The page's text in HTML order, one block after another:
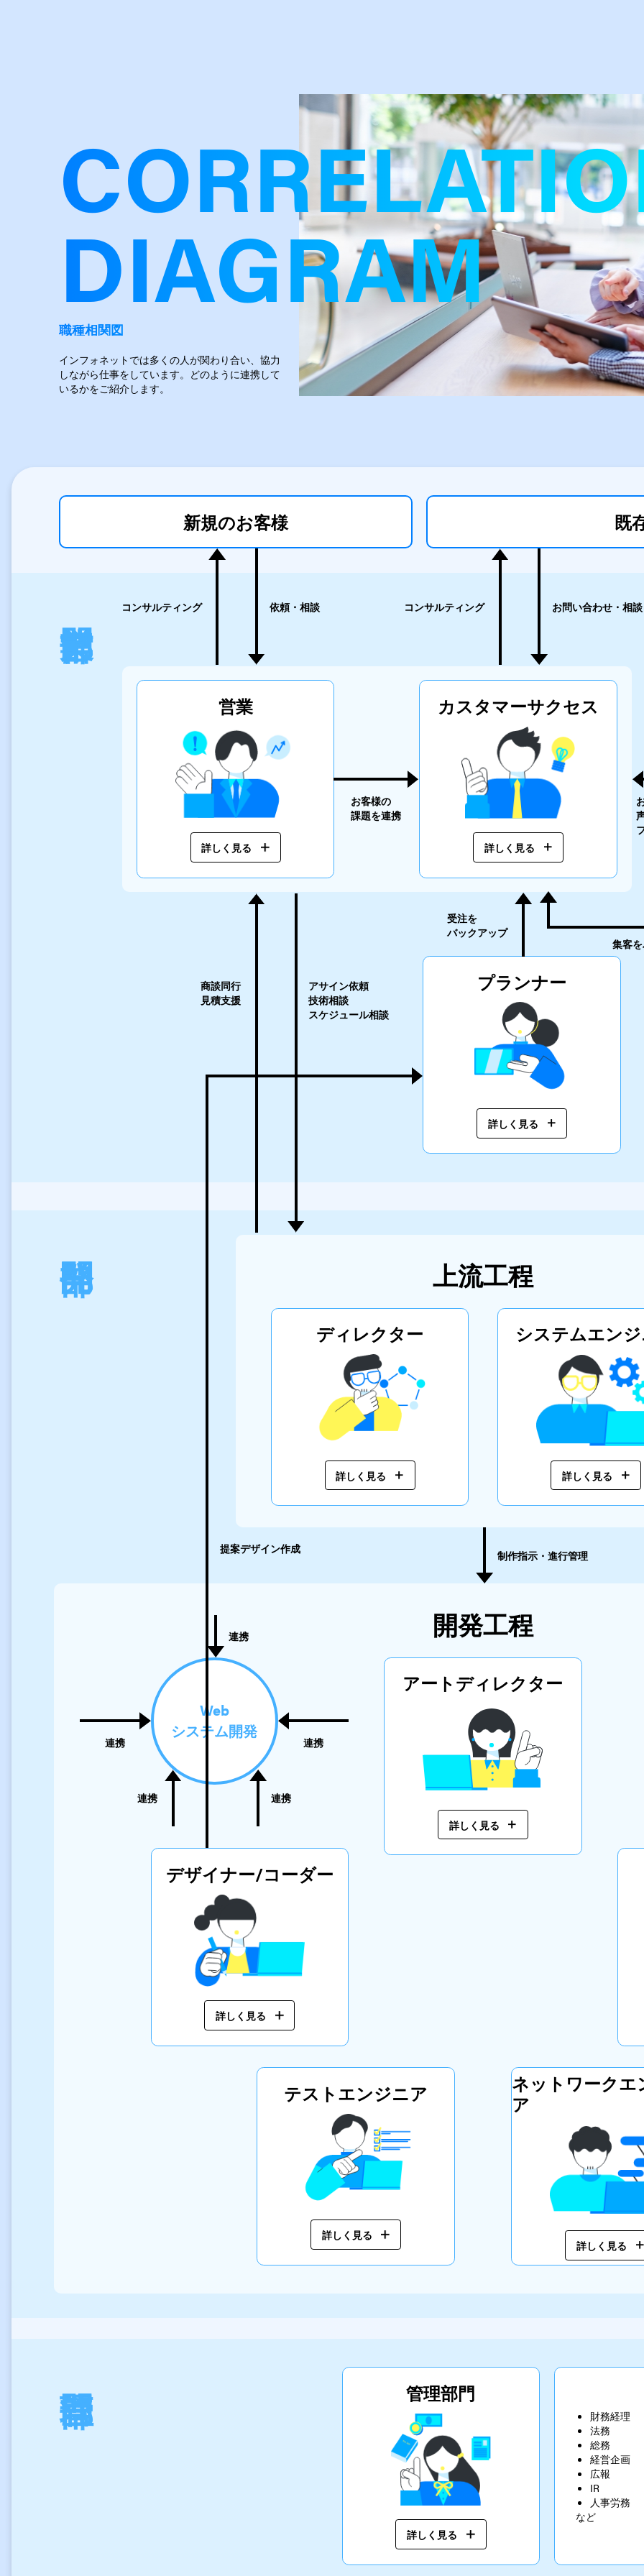
DIAGRAM
職種相関図
インフォネットでは多くの人が関わり合い、協力
しながら仕事をしています。どのように連携して
いるかをご紹介します。
新規のお客様 既
営業
詳しく見る
コンサルティング 依頼・相談
お客様の
課題を連携
商談同行
見積支援
アサイン依頼
技術相談
スケジュール相談
カスタマーサクセス
詳しく見る
コンサルティング お問い合わせ・相談
プランナー
詳しく見る
受注を
バックアップ
提案デザイン作成
集客
上流工程
ディレクター
詳しく見る
システムエン
詳しく見る
制作指示・進行管理
開発工程
アートディレクター
詳しく見る
デザイナー/コーダー
詳しく見る
Web
システム開発
連携
連携 連携
連携 連携
テストエンジニア
詳しく見る
ネットワークエ
ア
詳しく見る
管理部門
詳しく見る
財務経理
法務
総務
経営企画
広報
IR
人事労務
など